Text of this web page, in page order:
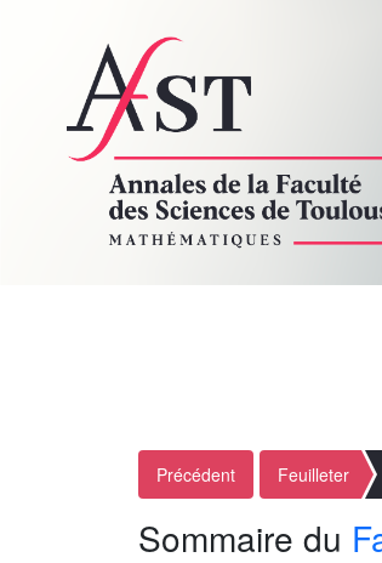
Précédent Feuilleter
Sommaire du